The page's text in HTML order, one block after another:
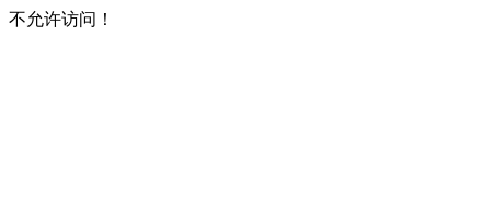
不允许访问！